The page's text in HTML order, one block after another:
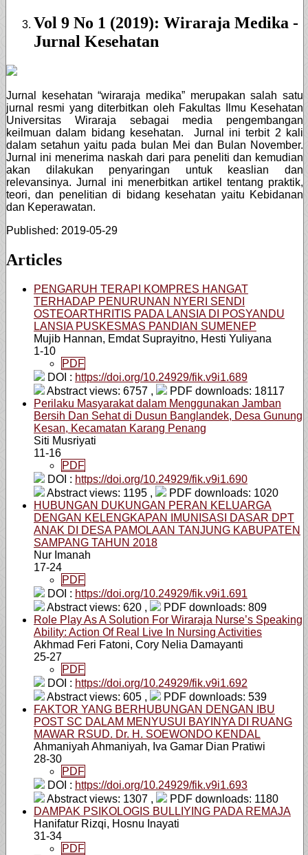
Vol 9 No 1 (2019): Wiraraja Medika -
Jurnal Kesehatan
Jurnal kesehatan “wiraraja medika” merupakan salah satu
jurnal resmi yang diterbitkan oleh Fakultas Ilmu Kesehatan
Universitas Wiraraja sebagai media pengembangan
keilmuan dalam bidang kesehatan. Jurnal ini terbit 2 kali
dalam setahun yaitu pada bulan Mei dan Bulan November.
Jurnal ini menerima naskah dari para peneliti dan kemudian
akan dilakukan penyaringan untuk keaslian dan
relevansinya. Jurnal ini menerbitkan artikel tentang praktik,
teori, dan penelitian di bidang kesehatan yaitu Kebidanan
dan Keperawatan.
Published: 2019-05-29
Articles
PENGARUH TERAPI KOMPRES HANGAT
TERHADAP PENURUNAN NYERI SENDI
OSTEOARTHRITIS PADA LANSIA DI POSYANDU
LANSIA PUSKESMAS PANDIAN SUMENEP
Mujib Hannan, Emdat Suprayitno, Hesti Yuliyana
1-10
PDF
DOI : https://doi.org/10.24929/fik.v9i1.689
Abstract views: 6757 ,
PDF downloads: 18117
Perilaku Masyarakat dalam Menggunakan Jamban
Bersih Dan Sehat di Dusun Banglandek, Desa Gunung
Kesan, Kecamatan Karang Penang
Siti Musriyati
11-16
PDF
DOI : https://doi.org/10.24929/fik.v9i1.690
Abstract views: 1195 ,
PDF downloads: 1020
HUBUNGAN DUKUNGAN PERAN KELUARGA
DENGAN KELENGKAPAN IMUNISASI DASAR DPT
ANAK DI DESA PAMOLAAN TANJUNG KABUPATEN
SAMPANG TAHUN 2018
Nur Imanah
17-24
PDF
DOI : https://doi.org/10.24929/fik.v9i1.691
Abstract views: 620 ,
PDF downloads: 809
Role Play As A Solution For Wiraraja Nurse’s Speaking
Ability: Action Of Real Live In Nursing Activities
Akhmad Feri Fatoni, Cory Nelia Damayanti
25-27
PDF
DOI : https://doi.org/10.24929/fik.v9i1.692
Abstract views: 605 ,
PDF downloads: 539
FAKTOR YANG BERHUBUNGAN DENGAN IBU
POST SC DALAM MENYUSUI BAYINYA DI RUANG
MAWAR RSUD. Dr. H. SOEWONDO KENDAL
Ahmaniyah Ahmaniyah, Iva Gamar Dian Pratiwi
28-30
PDF
DOI : https://doi.org/10.24929/fik.v9i1.693
Abstract views: 1307 ,
PDF downloads: 1180
DAMPAK PSIKOLOGIS BULLIYING PADA REMAJA
Hanifatur Rizqi, Hosnu Inayati
31-34
PDF